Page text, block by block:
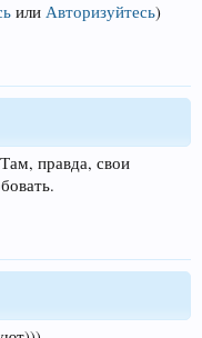
или Авторизуйтесь)
правда, свои